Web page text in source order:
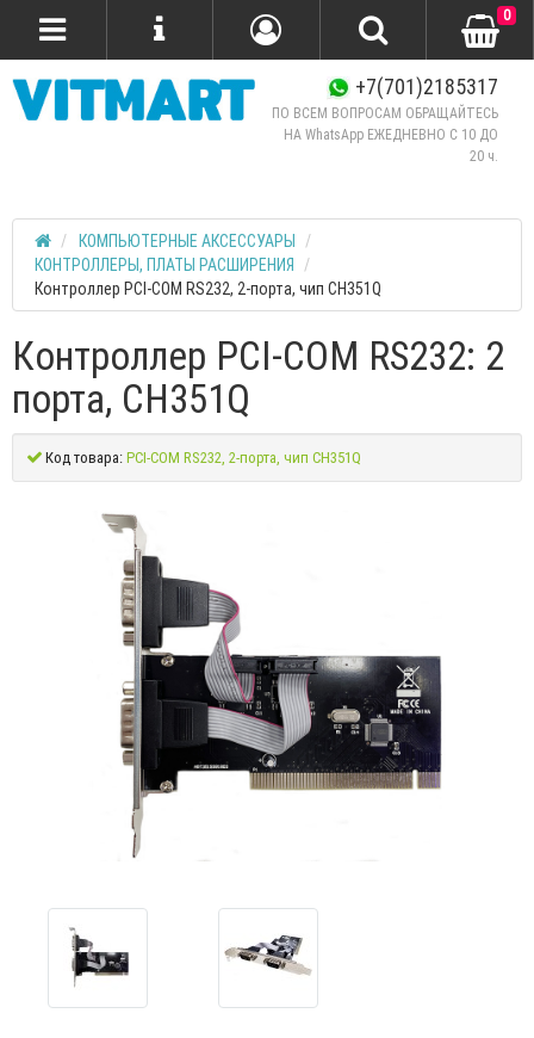
+7(701)2185317
ПО ВСЕМ ВОПРОСАМ ОБРАЩАЙТЕСЬ
НА WhatsApp ЕЖЕДНЕВНО C 10 ДО
20 ч.
0
КОМПЬЮТЕРНЫЕ АКСЕССУАРЫ
КОНТРОЛЛЕРЫ, ПЛАТЫ РАСШИРЕНИЯ
Контроллер PCI-COM RS232, 2-порта, чип CH351Q
Контроллер PCI-COM RS232: 2
порта, CH351Q
Код товара:PCI-COM RS232, 2-порта, чип CH351Q